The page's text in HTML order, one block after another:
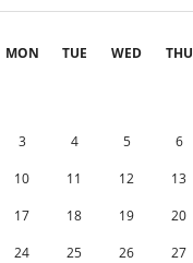
MON TUE WED THU
3
4 5 6
10
11 12 13
17
18 19 20
24
25 26 27